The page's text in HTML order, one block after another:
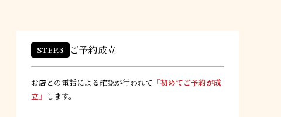
STEP.3 ご予約成立
お店との電話による確認が行われて 「初めてご予約が成
立」 します。